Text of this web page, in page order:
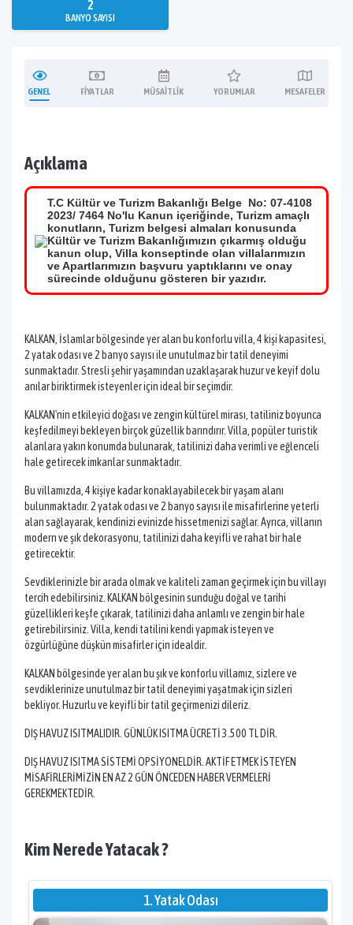
2
BANYO SAYISI
GENEL FIYATLAR MÜSAITLIK YORUMLAR MESAFELER
Açıklama
T.C Kültür ve Turizm Bakanlığı Belge No: 07-4108
2023/ 7464 No'lu Kanun içeriğinde, Turizm amaçlı
konutların, Turizm belgesi almaları konusunda
Kültür ve Turizm Bakanlığımızın çıkarmış olduğu
kanun olup, Villa konseptinde olan villalarımızın
ve Apartlarımızın başvuru yaptıklarını ve onay
sürecinde olduğunu gösteren bir yazıdır.
KALKAN, İslamlar bölgesinde yer alan bu konforlu villa, 4 kişi kapasitesi,
2 yatak odası ve 2 banyo sayısı ile unutulmaz bir tatil deneyimi
sunmaktadır. Stresli şehir yaşamından uzaklaşarak huzur ve keyif dolu
anılar biriktirmek isteyenler için ideal bir seçimdir.
KALKAN'nin etkileyici doğası ve zengin kültürel mirası, tatiliniz boyunca
keşfedilmeyi bekleyen birçok güzellik barındırır. Villa, popüler turistik
alanlara yakın konumda bulunarak, tatilinizi daha verimli ve eğlenceli
hale getirecek imkanlar sunmaktadır.
Bu villamızda, 4 kişiye kadar konaklayabilecek bir yaşam alanı
bulunmaktadır. 2 yatak odası ve 2 banyo sayısı ile misafirlerine yeterli
alan sağlayarak, kendinizi evinizde hissetmenizi sağlar. Ayrıca, villanın
modern ve şık dekorasyonu, tatilinizi daha keyifli ve rahat bir hale
getirecektir.
Sevdiklerinizle bir arada olmak ve kaliteli zaman geçirmek için bu villayı
tercih edebilirsiniz. KALKAN bölgesinin sunduğu doğal ve tarihi
güzellikleri keşfe çıkarak, tatilinizi daha anlamlı ve zengin bir hale
getirebilirsiniz. Villa, kendi tatilini kendi yapmak isteyen ve
özgürlüğüne düşkün misafirler için idealdir.
KALKAN bölgesinde yer alan bu şık ve konforlu villamız, sizlere ve
sevdiklerinize unutulmaz bir tatil deneyimi yaşatmak için sizleri
bekliyor. Huzurlu ve keyifli bir tatil geçirmenizi dileriz.
DIŞ HAVUZ ISITMALIDIR. GÜNLÜK ISITMA ÜCRETİ 3.500 TL DİR.
DIŞ HAVUZ ISITMA SİSTEMİ OPSİYONELDİR. AKTİF ETMEK İSTEYEN
MİSAFİRLERİMİZİN EN AZ 2 GÜN ÖNCEDEN HABER VERMELERİ
GEREKMEKTEDİR.
Kim Nerede Yatacak ?
1. Yatak Odası